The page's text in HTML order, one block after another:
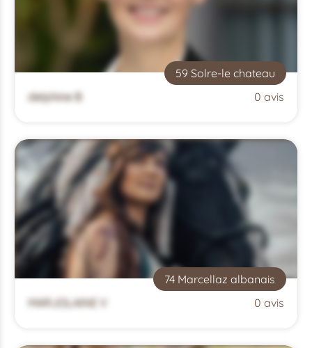
59 Solre-le chateau
delphine B
0 avis
74 Marcellaz albanais
MARJOLAINE V
0 avis